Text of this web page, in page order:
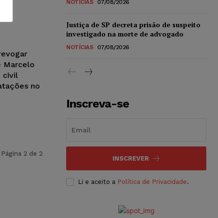
Marcelo
civil
no
Página 2 de 2
NOTÍCIAS 07/08/2026
Justiça de SP decreta prisão de suspeito
investigado na morte de advogado
NOTÍCIAS 07/08/2026
Inscreva-se
INSCREVER
Li e aceito a Política de Privacidade.